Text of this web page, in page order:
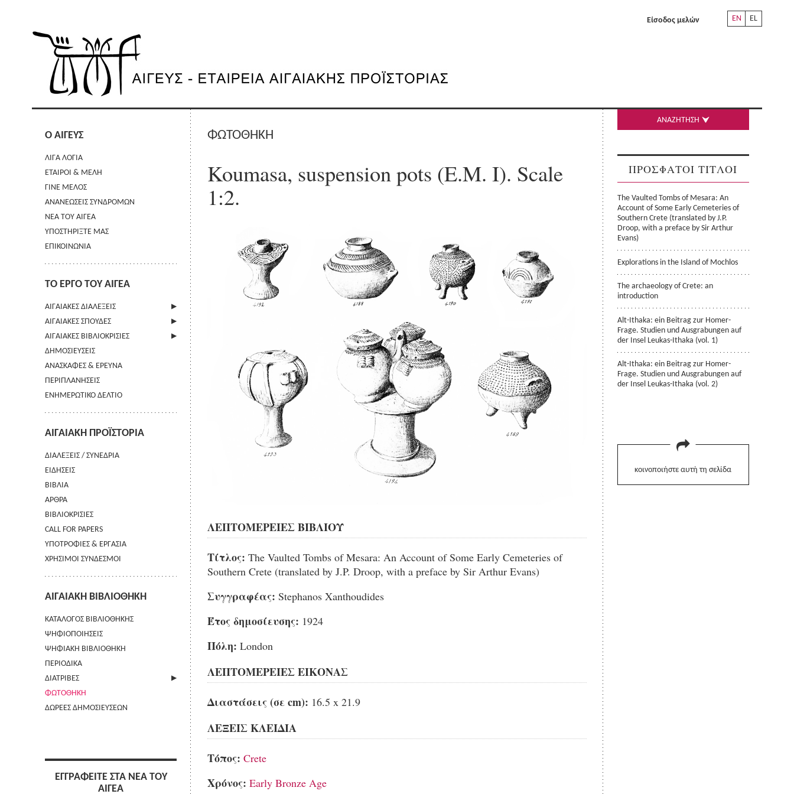
EN EL
Είσοδος μελών
Ο ΑΙΓΕΥΣ
ΛΙΓΑ ΛΟΓΙΑ
ΕΤΑΙΡΟΙ & ΜΕΛΗ
ΓΙΝΕ ΜΕΛΟΣ
ΑΝΑΝΕΩΣΕΙΣ ΣΥΝΔΡΟΜΩΝ
ΝΕΑ ΤΟΥ ΑΙΓΕΑ
ΥΠΟΣΤΗΡΙΞΤΕ ΜΑΣ
ΕΠΙΚΟΙΝΩΝΙΑ
ΤΟ ΕΡΓΟ ΤΟΥ ΑΙΓΕΑ
ΑΙΓΑΙΑΚΕΣ ΔΙΑΛΕΞΕΙΣ
ΠΛΗΡΟΦΟΡΙΕΣ
ΑΙΓΑΙΑΚΕΣ ΣΠΟΥΔΕΣ
ΠΛΗΡΟΦΟΡΙΕΣ
ΟΔΗΓΙΕΣ ΠΡΟΣ ΣΥΓΓΡΑΦΕΙΣ
ΟΡΟΙ ΧΡΗΣΗΣ
ΕΠΙΚΟΙΝΩΝΙΑ
ΑΙΓΑΙΑΚΕΣ ΒΙΒΛΙΟΚΡΙΣΙΕΣ
ΠΛΗΡΟΦΟΡΙΕΣ
ΔΗΜΟΣΙΕΥΣΕΙΣ
ΑΝΑΣΚΑΦΕΣ & ΕΡΕΥΝΑ
ΠΕΡΙΠΛΑΝΗΣΕΙΣ
ΕΝΗΜΕΡΩΤΙΚΟ ΔΕΛΤΙΟ
ΑΙΓΑΙΑΚΗ ΠΡΟΪΣΤΟΡΙΑ
ΔΙΑΛΕΞΕΙΣ / ΣΥΝΕΔΡΙΑ
ΕΙΔΗΣΕΙΣ
ΒΙΒΛΙΑ
ΑΡΘΡΑ
ΒΙΒΛΙΟΚΡΙΣΙΕΣ
CALL FOR PAPERS
ΥΠΟΤΡΟΦΙΕΣ & ΕΡΓΑΣΙΑ
ΧΡΗΣΙΜΟΙ ΣΥΝΔΕΣΜΟΙ
ΑΙΓΑΙΑΚΗ ΒΙΒΛΙΟΘΗΚΗ
ΚΑΤΑΛΟΓΟΣ ΒΙΒΛΙΟΘΗΚΗΣ
ΨΗΦΙΟΠΟΙΗΣΕΙΣ
ΨΗΦΙΑΚΗ ΒΙΒΛΙΟΘΗΚΗ
ΠΕΡΙΟΔΙΚΑ
ΔΙΑΤΡΙΒΕΣ
ΑΠΟΣΤΟΛΗ ΠΕΡΙΛΗΨΗΣ
ΦΩΤΟΘΗΚΗ
ΔΩΡΕΕΣ ΔΗΜΟΣΙΕΥΣΕΩΝ
ΕΓΓΡΑΦΕΙΤΕ ΣΤΑ ΝΕΑ ΤΟΥ
ΑΙΓΕΑ
ΦΩΤΟΘΗΚΗ
Koumasa, suspension pots (E.M. I). Scale
1:2.
ΛΕΠΤΟΜΕΡΕΙΕΣ ΒΙΒΛΙΟΥ
Τίτλος: The Vaulted Tombs of Mesara: An Account of Some Early Cemeteries of
Southern Crete (translated by J.P. Droop, with a preface by Sir Arthur Evans)
Συγγραφέας: Stephanos Xanthoudides
Έτος δημοσίευσης: 1924
Πόλη: London
ΛΕΠΤΟΜΕΡΕΙΕΣ ΕΙΚΟΝΑΣ
Διαστάσεις (σε cm): 16.5 x 21.9
ΛΕΞΕΙΣ ΚΛΕΙΔΙΑ
Τόπος: Crete
Χρόνος: Early Bronze Age
ΑΝΑΖΗΤΗΣΗ
ΠΡΟΣΦΑΤΟΙ ΤΙΤΛΟΙ
The Vaulted Tombs of Mesara: An
Account of Some Early Cemeteries of
Southern Crete (translated by J.P.
Droop, with a preface by Sir Arthur
Evans)
Explorations in the Island of Mochlos
The archaeology of Crete: an
introduction
Alt-Ithaka: ein Beitrag zur Homer-
Frage. Studien und Ausgrabungen auf
der Insel Leukas-Ithaka (vol. 1)
Alt-Ithaka: ein Beitrag zur Homer-
Frage. Studien und Ausgrabungen auf
der Insel Leukas-Ithaka (vol. 2)
κοινοποιήστε αυτή τη σελίδα